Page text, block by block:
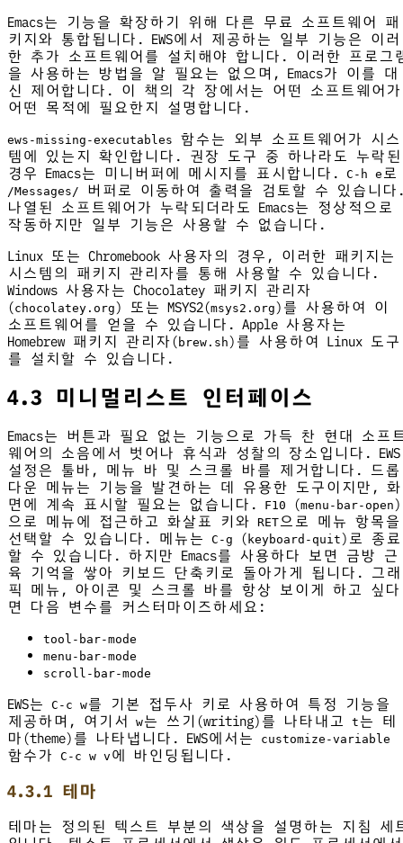
Emacs는 기능을 확장하기 위해 다른 무료 소프트웨어 패
키지와 통합됩니다. EWS에서 제공하는 일부 기능은 이러
한 추가 소프트웨어를 설치해야 합니다. 이러한 프로그
을 사용하는 방법을 알 필요는 없으며, Emacs가 이를 대
신 제어합니다. 이 책의 각 장에서는 어떤 소프트웨어가
어떤 목적에 필요한지 설명합니다.
ews-missing-executables
함수는 외부 소프트웨어가 시스
템에 있는지 확인합니다. 권장 도구 중 하나라도 누락된
경우 Emacs는 미니버퍼에 메시지를 표시합니다.
C-h e 로
/Messages/
버퍼로 이동하여 출력을 검토할 수 있습니다
나열된 소프트웨어가 누락되더라도 Emacs는 정상적으로
작동하지만 일부 기능은 사용할 수 없습니다.
Linux 또는 Chromebook 사용자의 경우, 이러한 패키지는
시스템의 패키지 관리자를 통해 사용할 수 있습니다.
Windows 사용자는 Chocolatey 패키지 관리자
(chocolatey.org) 또는 MSYS2(msys2.org)를 사용하여 이
소프트웨어를 얻을 수 있습니다. Apple 사용자는
Homebrew 패키지 관리자( brew.sh)를 사용하여 Linux 도구
를 설치할 수 있습니다.
4.3 미니멀리스트 인터페이스
Emacs는 버튼과 필요 없는 기능으로 가득 찬 현대 소프
웨어의 소음에서 벗어나 휴식과 성찰의 장소입니다. EWS
설정은 툴바, 메뉴 바 및 스크롤 바를 제거합니다. 드롭
다운 메뉴는 기능을 발견하는 데 유용한 도구이지만, 화
면에 계속 표시할 필요는 없습니다.
F10 (menu-bar-open)
으로 메뉴에 접근하고 화살표 키와 RET으로 메뉴 항목을
선택할 수 있습니다. 메뉴는
C-g ( keyboard-quit)로 종료
할 수 있습니다. 하지만 Emacs를 사용하다 보면 금방 근
육 기억을 쌓아 키보드 단축키로 돌아가게 됩니다. 그래
픽 메뉴, 아이콘 및 스크롤 바를 항상 보이게 하고 싶다
면 다음 변수를 커스터마이즈하세요:
tool-bar-mode
menu-bar-mode
scroll-bar-mode
EWS는 C-c w를 기본 접두사 키로 사용하여 특정 기능을
제공하며, 여기서
w는 쓰기(writing)를 나타내고 t 는 테
마(theme)를 나타냅니다. EWS에서는
customize-variable
함수가 C-c w v 에 바인딩됩니다.
4.3.1 테마
테마는 정의된 텍스트 부분의 색상을 설명하는 지침 세